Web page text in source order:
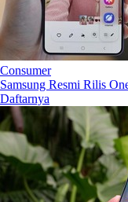
Consumer
Samsung Resmi Rilis
Daftarnya